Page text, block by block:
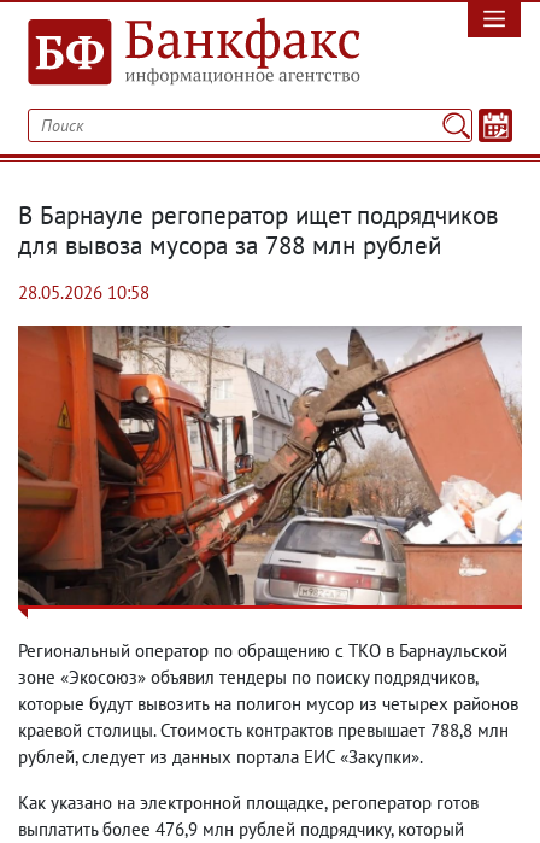
В Барнауле регоператор ищет подрядчиков
для вывоза мусора за 788 млн рублей
28.05.2026 10:58
Региональный оператор по обращению с ТКО в Барнаульской
зоне «Экосоюз» объявил тендеры по поиску подрядчиков,
которые будут вывозить на полигон мусор из четырех районов
краевой столицы. Стоимость контрактов превышает 788,8 млн
рублей, следует из данных портала ЕИС «Закупки».
Как указано на электронной площадке, регоператор готов
выплатить более 476,9 млн рублей подрядчику, который